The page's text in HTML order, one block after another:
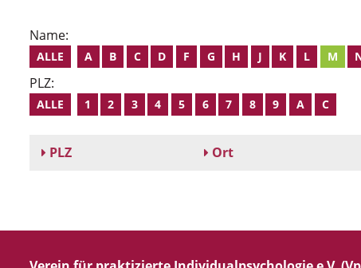
Name:
ALLE A B C D F G H J K L M
PLZ:
ALLE 1 2 3 4 5 6 7 8 9 A C
PLZ Ort